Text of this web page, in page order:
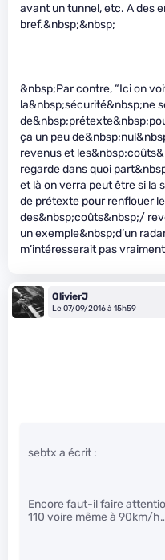
avant un tunnel, etc. A des
bref.&nbsp;&nbsp;
&nbsp;Par contre, “Ici on
la&nbsp;sécurité&nbsp;ne
ça un peu
revenus et
regarde dans quoi
et là on verra peut être si la
de prétexte pour renflouer
des&nbsp;coûts&nbsp;/
un exemple&nbsp;d’un
m’intéresserait pas
OlivierJ
Le 07/09/2016 à 15h59
sebtx a écrit :
Encore faut-il faire
110 voire même à 90km/